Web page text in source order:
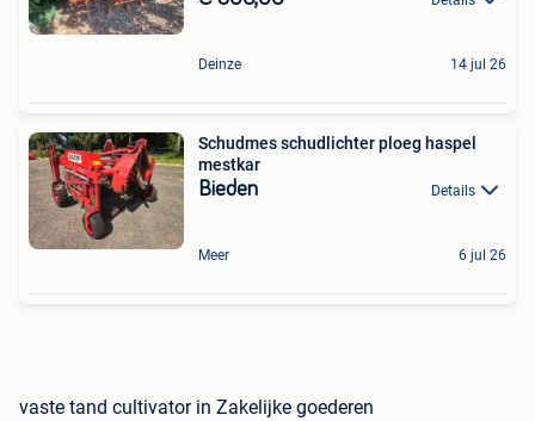
Deinze 14 jul 26
Schudmes schudlichter ploeg haspel
mestkar
Bieden Details
Meer 6 jul 26
vaste tand cultivator in Zakelijke goederen